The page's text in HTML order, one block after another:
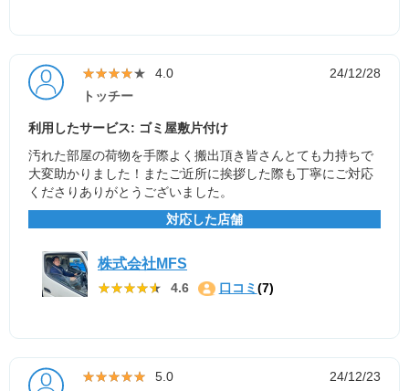
★★★★★
★★★★★ 4.0
24/12/28
トッチー
利用したサービス: ゴミ屋敷片付け
汚れた部屋の荷物を手際よく搬出頂き皆さんとても力持ちで
大変助かりました！またご近所に挨拶した際も丁寧にご対応
くださりありがとうございました。
対応した店舗
株式会社MFS
★★★★★
★★★★★ 4.6 口コミ (7)
★★★★★
★★★★★ 5.0
24/12/23